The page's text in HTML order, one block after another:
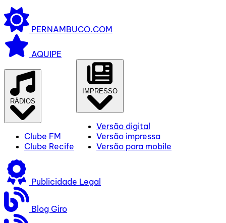
PERNAMBUCO.COM
AQUIPE
RÁDIOS
Clube FM
Clube Recife
IMPRESSO
Versão digital
Versão impressa
Versão para mobile
Publicidade Legal
Blog Giro